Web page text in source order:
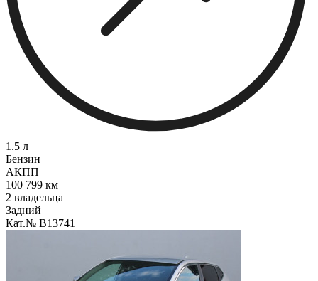
1.5 л
Бензин
АКПП
100 799 км
2 владельца
Задний
Кат.№ B13741